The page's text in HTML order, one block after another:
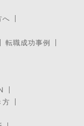
へ
転職成功事例
方